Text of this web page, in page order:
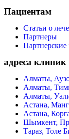
Пациентам
Статьи о
Партнеры
адреса клиник
Алматы,
Алматы,
Алматы,
Астана,
Астана,
Шымкент,
Тараз, Толе